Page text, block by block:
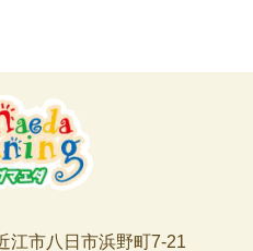
江市八日市浜野町7-21